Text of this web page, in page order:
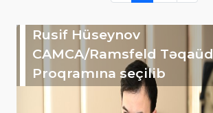
Rusif Hüseynov
CAMCA/Ramsfeld Təqaüd
Proqramına seçilib